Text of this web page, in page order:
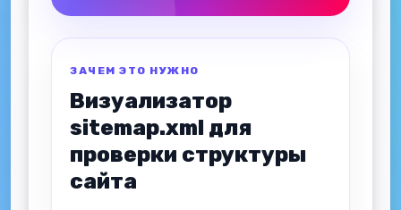
ЗАЧЕМ ЭТО НУЖНО
Визуализатор
sitemap.xml для
проверки структуры
сайта